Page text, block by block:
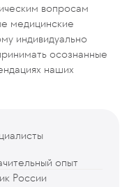
вопросам
медицинские
индивидуально
осознанные
наших
опыт
России